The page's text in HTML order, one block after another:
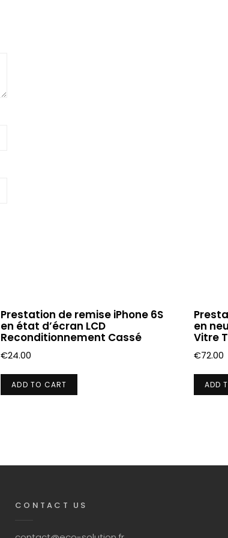
Prestation de remise iPhone 6S
en état d’écran LCD
Reconditionnement Cassé
€24.00
ADD TO CART
en
Vitre
€72.00
ADD
CONTACT US